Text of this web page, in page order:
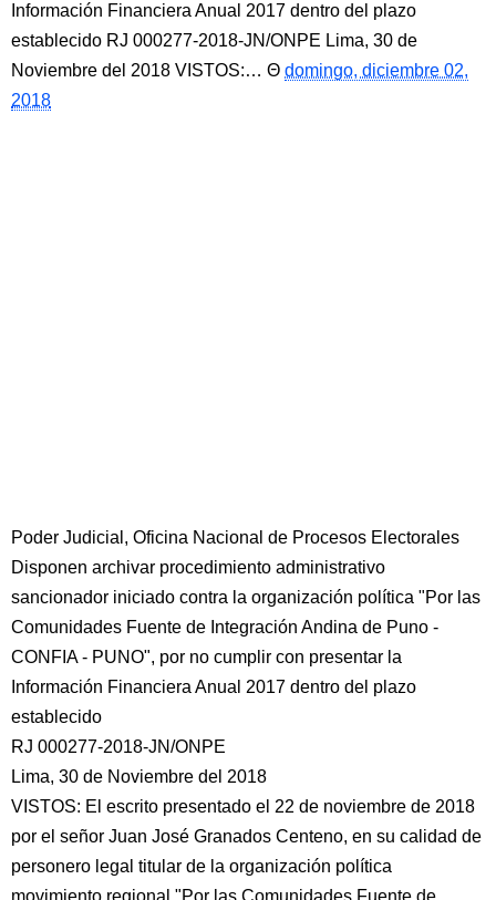
Información Financiera Anual 2017 dentro del plazo
establecido RJ 000277-2018-JN/ONPE Lima, 30 de
Noviembre del 2018 VISTOS:…
domingo, diciembre 02,
2018
Poder Judicial, Oficina Nacional de Procesos Electorales
Disponen archivar procedimiento administrativo
sancionador iniciado contra la organización política "Por las
Comunidades Fuente de Integración Andina de Puno -
CONFIA - PUNO", por no cumplir con presentar la
Información Financiera Anual 2017 dentro del plazo
establecido
RJ 000277-2018-JN/ONPE
Lima, 30 de Noviembre del 2018
VISTOS: El escrito presentado el 22 de noviembre de 2018
por el señor Juan José Granados Centeno, en su calidad de
personero legal titular de la organización política
movimiento regional "Por las Comunidades Fuente de